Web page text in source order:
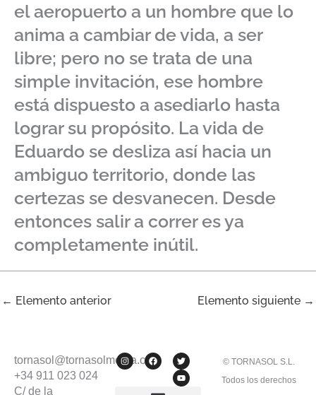
el aeropuerto a un hombre que lo
anima a cambiar de vida, a ser
libre; pero no se trata de una
simple invitación, ese hombre
está dispuesto a asediarlo hasta
lograr su propósito. La vida de
Eduardo se desliza así hacia un
ambiguo territorio, donde las
certezas se desvanecen. Desde
entonces salir a correr es ya
completamente inútil.
← Elemento anterior Elemento siguiente →
tornasol@tornasolmedia.com
+34 911 023 024
C/ de la
I
n
s
F
a
c
T
w
i
t
t
Y
o
u
t
u
© TORNASOL S.L.
Todos los derechos